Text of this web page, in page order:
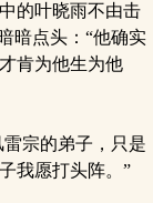
的叶晓雨不由击
暗点头：“他确实
肯为他生为他
宗的弟子，只是
我愿打头阵。”